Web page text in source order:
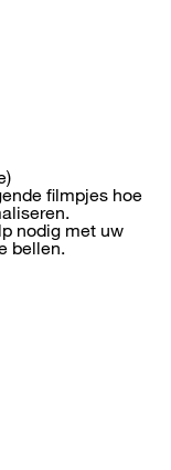
filmpjes hoe
nodig met uw
bellen.